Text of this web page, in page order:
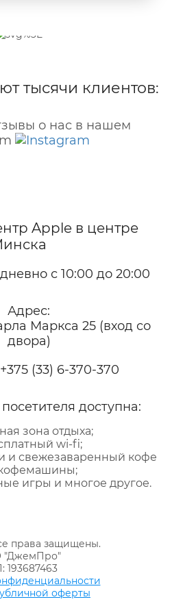
тысячи клиентов:
о нас в нашем
Apple в центре
с 10:00 до 20:00
Адрес:
Маркса 25 (вход со
двора)
+375 (33) 6-370-370
доступна:
зона отдыха;
wi-fi;
и свежезаваренный кофе
игры и многое другое.
права защищены.
193687463
оферты